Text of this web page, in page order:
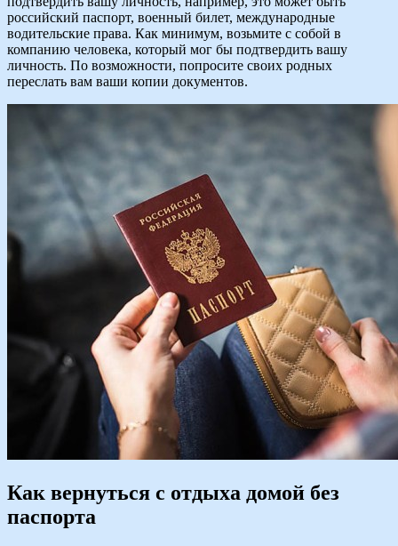
российский паспорт, военный билет, международные
водительские права. Как минимум, возьмите с собой в
компанию человека, который мог бы подтвердить вашу
личность. По возможности, попросите своих родных
переслать вам ваши копии документов.
Как вернуться с отдыха домой без
паспорта